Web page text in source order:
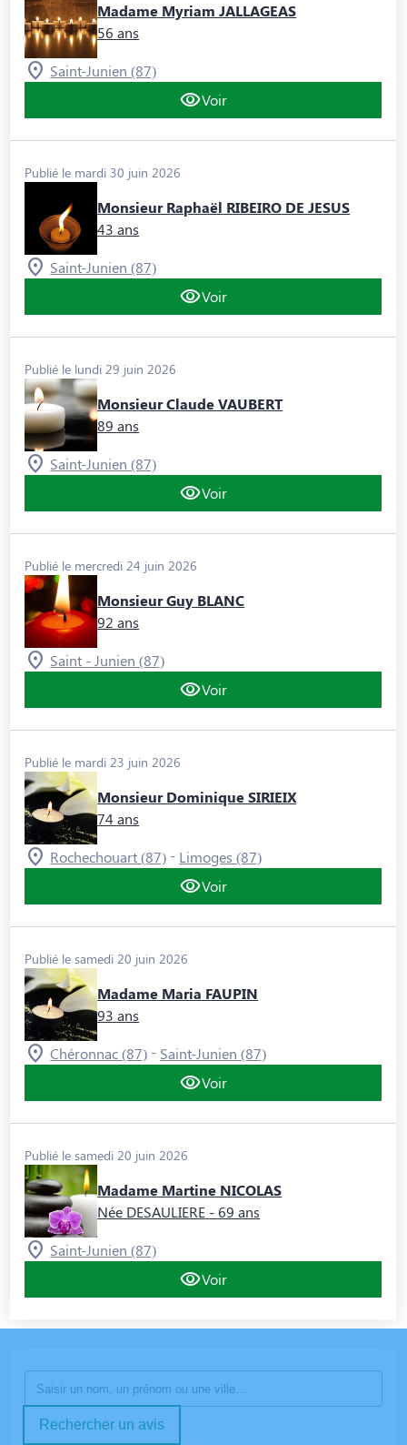
Madame Myriam JALLAGEAS
56 ans
Saint-Junien (87)
Voir
Publié le mardi 30 juin 2026
Monsieur Raphaël RIBEIRO DE JESUS
43 ans
Saint-Junien (87)
Voir
Publié le lundi 29 juin 2026
Monsieur Claude VAUBERT
89 ans
Saint-Junien (87)
Voir
Publié le mercredi 24 juin 2026
Monsieur Guy BLANC
92 ans
Saint - Junien (87)
Voir
Publié le mardi 23 juin 2026
Monsieur Dominique SIRIEIX
74 ans
Rochechouart (87) - Limoges (87)
Voir
Publié le samedi 20 juin 2026
Madame Maria FAUPIN
93 ans
Chéronnac (87) - Saint-Junien (87)
Voir
Publié le samedi 20 juin 2026
Madame Martine NICOLAS
Née DESAULIERE - 69 ans
Saint-Junien (87)
Voir
Rechercher un avis